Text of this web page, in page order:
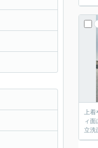
上着
ィ
立洗